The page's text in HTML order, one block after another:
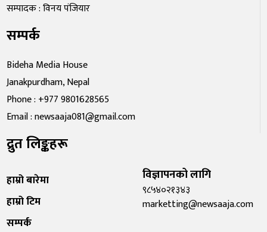
सम्पादक : विनय पंजियार
सम्पर्क
Bideha Media House
Janakpurdham, Nepal
Phone : +977 9801628565
Email : newsaaja081@gmail.com
द्रुत लिङ्कहरू
हाम्रो बारेमा
हाम्रो टिम
सम्पर्क
विज्ञापनको लागि
९८५४०२१३४३
marketting@newsaaja.com